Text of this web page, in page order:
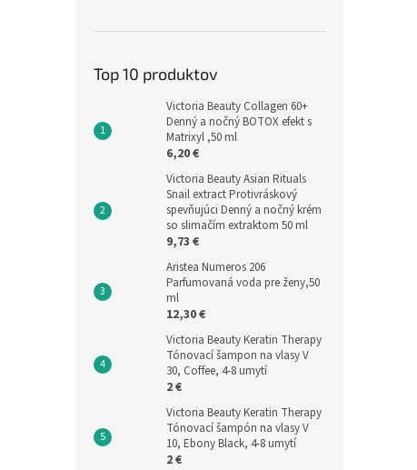
Top 10 produktov
Victoria Beauty Collagen 60+
Denný a nočný BOTOX efekt s
Matrixyl ,50 ml
6,20 €
Victoria Beauty Asian Rituals
Snail extract Protivráskový
spevňujúci Denný a nočný krém
so slimačím extraktom 50 ml
9,73 €
Aristea Numeros 206
Parfumovaná voda pre ženy,50
ml
12,30 €
Victoria Beauty Keratin Therapy
Tónovací šampon na vlasy V
30, Coffee, 4-8 umytí
2 €
Victoria Beauty Keratin Therapy
Tónovací šampón na vlasy V
10, Ebony Black, 4-8 umytí
2 €